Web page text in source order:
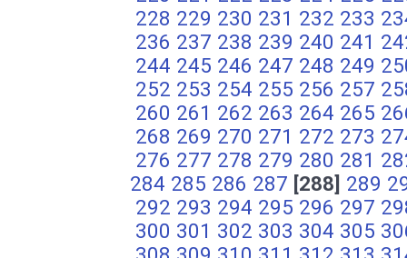
228 229 230 231 232 233
236 237 238 239 240 241
244 245 246 247 248 249
252 253 254 255 256 257
260 261 262 263 264 265
268 269 270 271 272 273
276 277 278 279 280 281
284 285 286 287 [288] 289
292 293 294 295 296 297
300 301 302 303 304 305